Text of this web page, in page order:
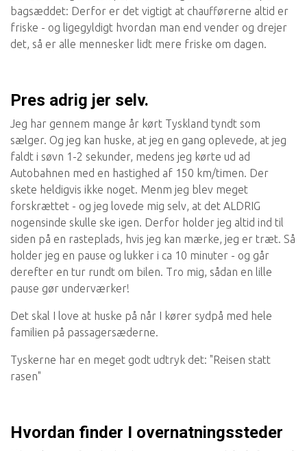
bagsæddet: Derfor er det vigtigt at chaufførerne altid er
friske - og ligegyldigt hvordan man end vender og drejer
det, så er alle mennesker lidt mere friske om dagen.
Pres adrig jer selv.
Jeg har gennem mange år kørt Tyskland tyndt som
sælger. Og jeg kan huske, at jeg en gang oplevede, at jeg
faldt i søvn 1-2 sekunder, medens jeg kørte ud ad
Autobahnen med en hastighed af 150 km/timen. Der
skete heldigvis ikke noget. Menm jeg blev meget
forskrættet - og jeg lovede mig selv, at det ALDRIG
nogensinde skulle ske igen. Derfor holder jeg altid ind til
siden på en rasteplads, hvis jeg kan mærke, jeg er træt. Så
holder jeg en pause og lukker i ca 10 minuter - og går
derefter en tur rundt om bilen. Tro mig, sådan en lille
pause gør underværker!
Det skal I love at huske på når I kører sydpå med hele
familien på passagersæderne.
Tyskerne har en meget godt udtryk det: "Reisen statt
rasen"
Hvordan finder I overnatningssteder